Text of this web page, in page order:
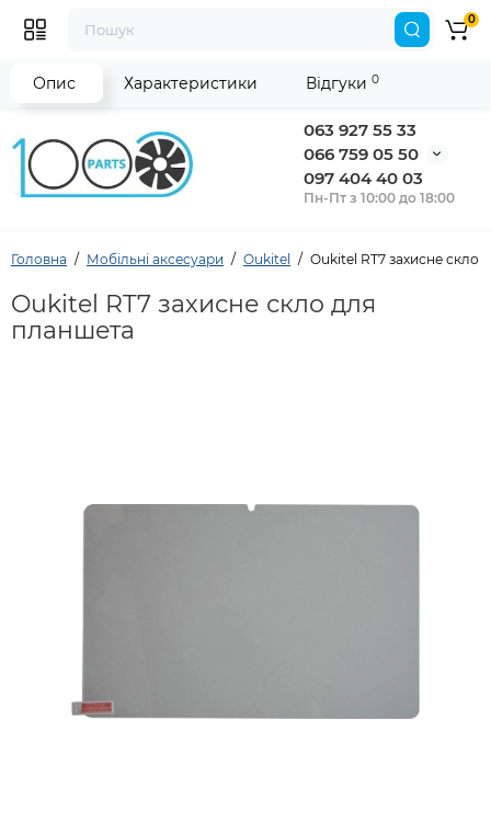
063 927 55 33
066 759 05 50
097 404 40 03
Пн-Пт з 10:00 до 18:00
0
Головна Мобільні аксесуари Oukitel Oukitel RT7 захисне скло
Oukitel RT7 захисне скло для
планшета
Опис Характеристики Відгуки 0